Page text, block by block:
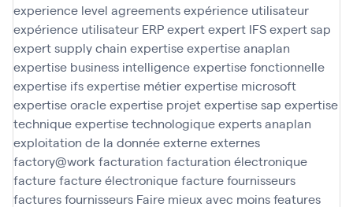
experience level agreementsexpérience utilisateur
expérience utilisateur ERPexpertexpert IFSexpert sap
expert supply chain expertiseexpertise anaplan
expertise business intelligenceexpertise fonctionnelle
expertise ifsexpertise métierexpertise microsoft
expertise oracleexpertise projetexpertise sap expertise
techniqueexpertise technologiqueexperts anaplan
exploitation de la donnéeexterneexternes
factory@work facturation facturation électronique
facturefacture électroniquefacture fournisseurs
factures fournisseurs Faire mieux avec moinsfeatures